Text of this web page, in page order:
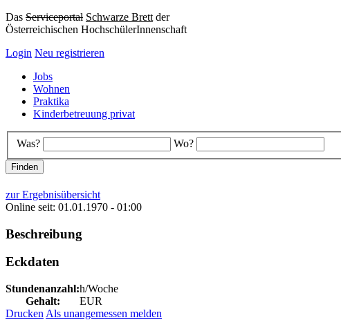
Das Serviceportal Schwarze Brett der
Österreichischen HochschülerInnenschaft
Login Neu registrieren
Jobs
Wohnen
Praktika
Kinderbetreuung privat
Was? Wo?
zur Ergebnisübersicht
Online seit: 01.01.1970 - 01:00
Beschreibung
Eckdaten
Stundenanzahl:h/Woche
Gehalt:
EUR
Drucken Als unangemessen melden